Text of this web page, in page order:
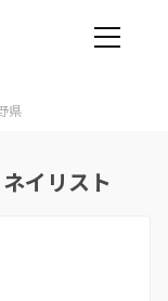
県
イリスト